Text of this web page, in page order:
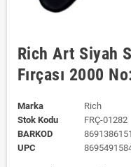
Rich Art Siyah
Fırçası 2000
Marka
Rich
Stok Kodu
FRÇ-01282
BARKOD
UPC